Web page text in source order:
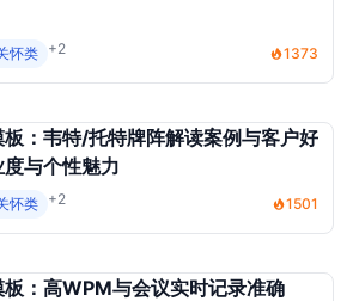
怀类 +2 1373
：韦特/托特牌阵解读案例与客户好
与个性魅力
怀类 +2 1501
：高WPM与会议实时记录准确